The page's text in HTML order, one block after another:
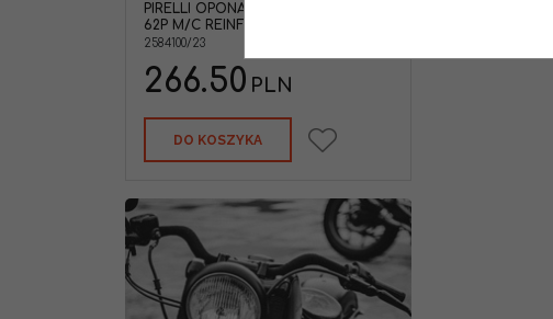
PIRELLI OPONA 3.50-18 CITY DEMON
62P M/C REINF TYŁ DOT 21/2023
2584100/23
266.50 PLN
DO KOSZYKA